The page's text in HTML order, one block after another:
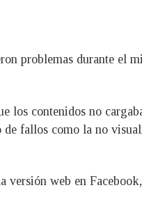
problemas durante el
los contenidos no
fallos como la no
web en